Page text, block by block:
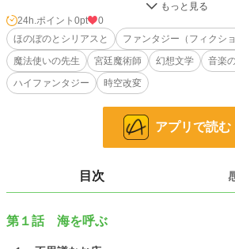
不思議なできごとに巻き込まれていきます。
骨董品店でもらった、海を呼ぶ手紙。
遺跡から発掘された鳥の石像。
嵐は歌い、時には、風の精霊が病をもたらすことも
小さな魔法の連作短編、幻想小説風の児童文学です。
＊第1部ののち、番外編（第7話）で一旦完結。
24h.ポイント 0pt
0
ほのぼのとシリアスと
ファンタジー（フィクショ
魔法使いの先生
宮廷魔術師 幻想文学 音楽
ハイファンタジー
時空改変
アプリで読む
目次
第１話 海を呼ぶ